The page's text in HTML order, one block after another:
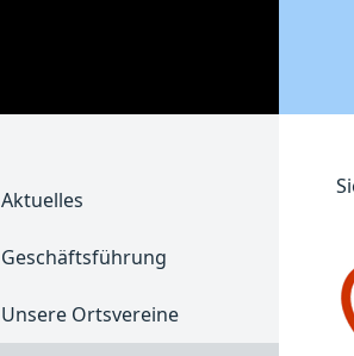
Aktuelles
Geschäftsführung
Unsere Ortsvereine